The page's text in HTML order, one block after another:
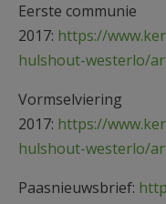
Eerste communie
2017: https://
hulshout-westerlo/
Vormselviering
2017: https://
hulshout-westerlo/
Paasnieuwsbrief: